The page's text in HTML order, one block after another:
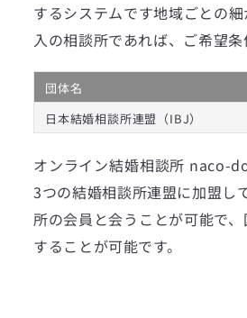
するシステムです地域ごとの
入の相談所であれば、ご希望
団体名
日本結婚相談所連盟（IBJ）
オンライン結婚相談所 naco-
3つの結婚相談所連盟に加盟し
所の会員と会うことが可能で
することが可能です。